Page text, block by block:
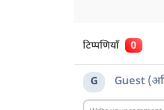
टिप्पणियाँ 0
G Guest